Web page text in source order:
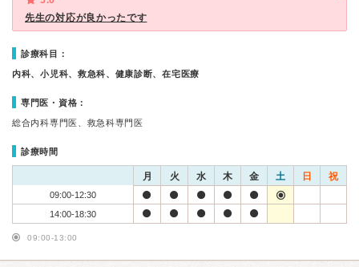
先生の対応が良かったです
診療科目：
内科、小児科、救急科、健康診断、在宅医療
専門医・資格：
総合内科専門医、救急科専門医
診療時間
月 火 水 木 金 土 日 祝
09:00-12:30
14:00-18:30
09:00-13:00